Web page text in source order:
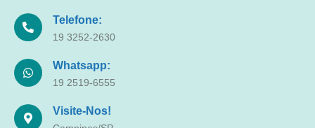
Telefone:
19 3252-2630
Whatsapp:
19 2519-6555
Visite-Nos!